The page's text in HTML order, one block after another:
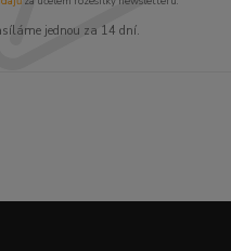
jednou za 14 dní.